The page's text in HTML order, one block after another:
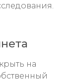
на